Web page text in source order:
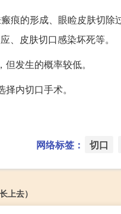
痕的形成、眼睑皮肤切除
、皮肤切口感染坏死等。
发生的概率较低。
内切口手术。
网络标签： 切口
上去）